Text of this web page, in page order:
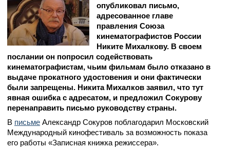
опубликовал письмо,
адресованное главе
правления Союза
кинематографистов России
Никите Михалкову. В своем
послании он попросил содействовать
кинематографистам, чьим фильмам было отказано в
выдаче прокатного удостовения и они фактически
были запрещены. Никита Михалков заявил, что тут
явная ошибка с адресатом, и предложил Сокурову
перенаправить письмо руководству страны.
В письме Александр Сокуров поблагодарил Московский
Международный кинофестиваль за возможность показа
его работы «Записная книжка режиссера».